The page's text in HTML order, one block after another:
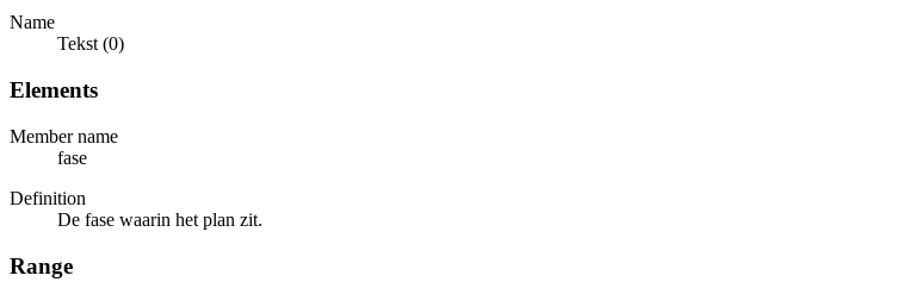
Name
Tekst (0)
Elements
Member name
fase
Definition
De fase waarin het plan zit.
Range